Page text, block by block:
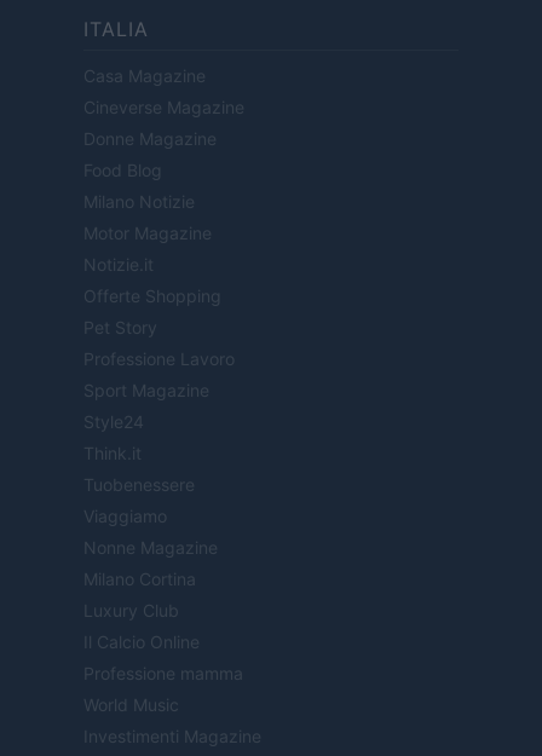
ITALIA
Casa Magazine
Cineverse Magazine
Donne Magazine
Food Blog
Milano Notizie
Motor Magazine
Notizie.it
Offerte Shopping
Pet Story
Professione Lavoro
Sport Magazine
Style24
Think.it
Tuobenessere
Viaggiamo
Nonne Magazine
Milano Cortina
Luxury Club
Il Calcio Online
Professione mamma
World Music
Investimenti Magazine